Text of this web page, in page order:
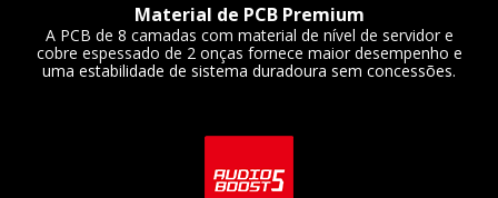
Material de PCB Premium
A PCB de 8 camadas com material de nível de servidor e
cobre espessado de 2 onças fornece maior desempenho e
uma estabilidade de sistema duradoura sem concessões.